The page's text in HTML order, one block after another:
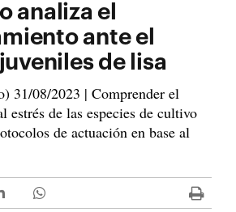
analiza el
ante el
de lisa
31/08/2023 | Comprender el
estrés de las especies de cultivo
de actuación en base al